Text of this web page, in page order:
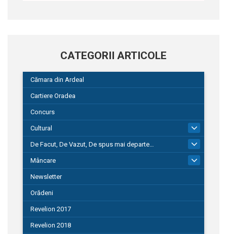
CATEGORII ARTICOLE
Cămara din Ardeal
Cartiere Oradea
Concurs
Cultural
De Facut, De Vazut, De spus mai departe…
580
Mâncare
Newsletter
Orădeni
Revelion 2017
Revelion 2018